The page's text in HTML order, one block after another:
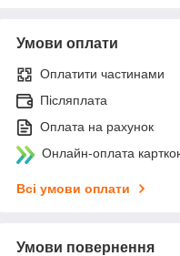
Умови оплати
Оплатити частинами
Післяплата
Оплата на рахунок
Онлайн-оплата
Всі умови оплати
Умови повернення